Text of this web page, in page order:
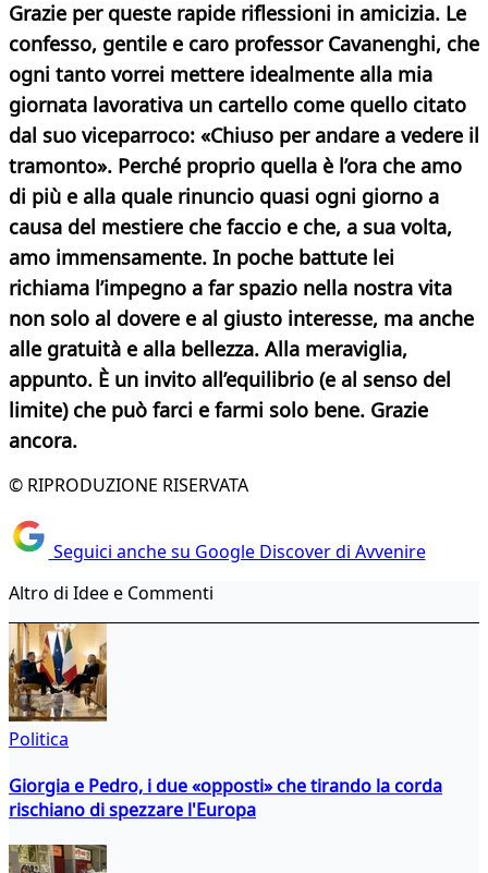
Grazie per queste rapide riflessioni in amicizia. Le
confesso, gentile e caro professor Cavanenghi, che
ogni tanto vorrei mettere idealmente alla mia
giornata lavorativa un cartello come quello citato
dal suo viceparroco: «Chiuso per andare a vedere il
tramonto». Perché proprio quella è l’ora che amo
di più e alla quale rinuncio quasi ogni giorno a
causa del mestiere che faccio e che, a sua volta,
amo immensamente. In poche battute lei
richiama l’impegno a far spazio nella nostra vita
non solo al dovere e al giusto interesse, ma anche
alle gratuità e alla bellezza. Alla meraviglia,
appunto. È un invito all’equilibrio (e al senso del
limite) che può farci e farmi solo bene. Grazie
ancora.
© RIPRODUZIONE RISERVATA
Seguici anche su Google Discover di Avvenire
Altro di Idee e Commenti
Politica
Giorgia e Pedro, i due «opposti» che tirando la corda
rischiano di spezzare l'Europa